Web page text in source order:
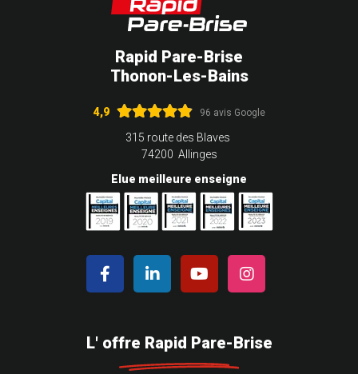
Rapid Pare-Brise
Thonon-Les-Bains
4,9 96 avis Google
315 route des Blaves
74200 Allinges
Elue meilleure enseigne
L' offre Rapid Pare-Brise